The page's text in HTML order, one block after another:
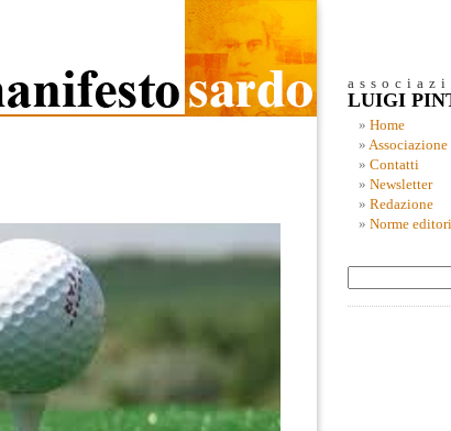
LUIGI
Home
Associazione
Contatti
Newsletter
Redazione
Norme